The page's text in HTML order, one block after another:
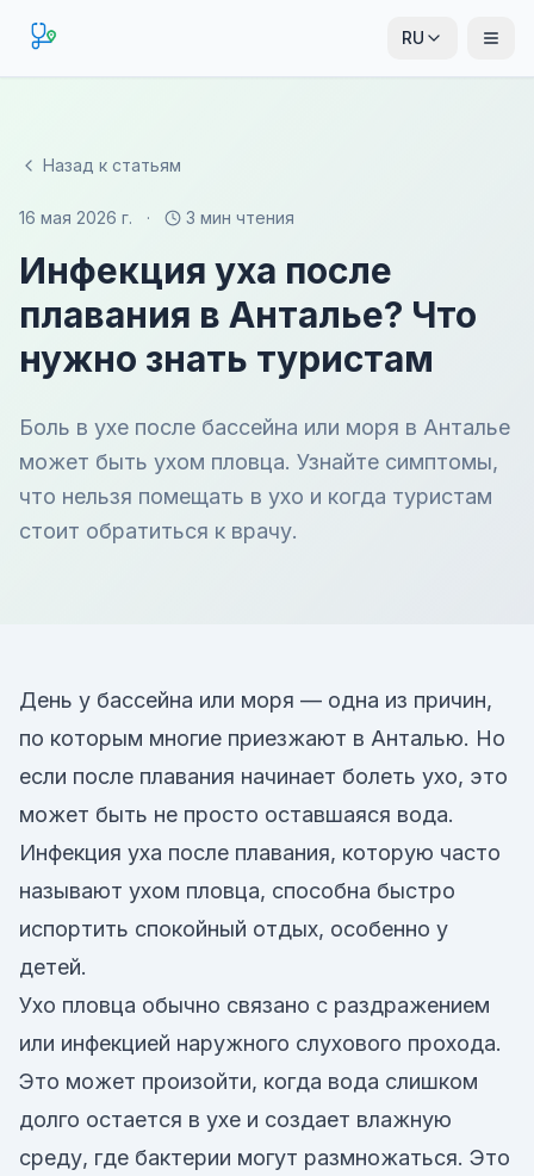
RU
Назад к статьям
16 мая 2026 г. · 3 мин чтения
Инфекция уха после
плавания в Анталье? Что
нужно знать туристам
Боль в ухе после бассейна или моря в Анталье
может быть ухом пловца. Узнайте симптомы,
что нельзя помещать в ухо и когда туристам
стоит обратиться к врачу.
День у бассейна или моря — одна из причин,
по которым многие приезжают в Анталью. Но
если после плавания начинает болеть ухо, это
может быть не просто оставшаяся вода.
Инфекция уха после плавания, которую часто
называют ухом пловца, способна быстро
испортить спокойный отдых, особенно у
детей.
Ухо пловца обычно связано с раздражением
или инфекцией наружного слухового прохода.
Это может произойти, когда вода слишком
долго остается в ухе и создает влажную
среду, где бактерии могут размножаться. Это